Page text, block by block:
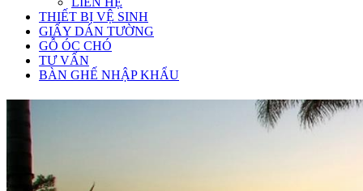
THIẾT BỊ VỆ SINH
GIẤY DÁN TƯỜNG
GỖ ÓC CHÓ
TƯ VẤN
BÀN GHẾ NHẬP KHẨU